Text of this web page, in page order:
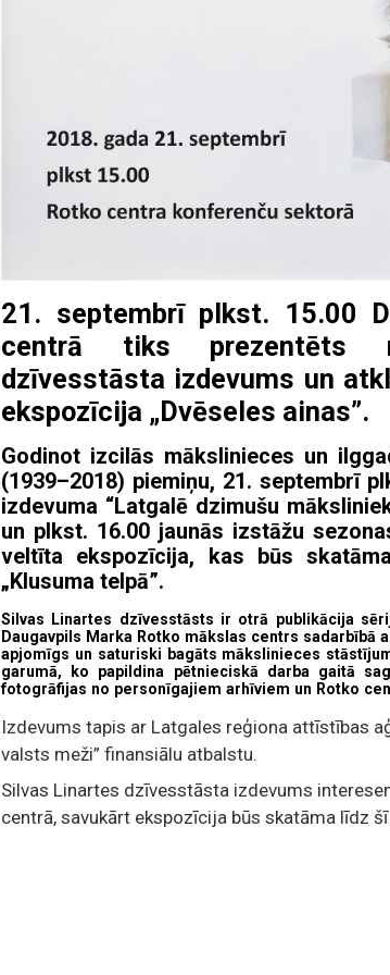
21. septembrī plkst. 15.00
centrā tiks prezentēts
dzīvesstāsta izdevums un
ekspozīcija „Dvēseles ainas”.
Godinot izcilās mākslinieces un
(1939–2018) piemiņu, 21. septembrī
izdevuma “Latgalē dzimušu
un plkst. 16.00 jaunās izstāžu
veltīta ekspozīcija, kas būs
„Klusuma telpā”.
Silvas Linartes dzīvesstāsts ir otrā publikācija
Daugavpils Marka Rotko mākslas centrs sadarbībā
apjomīgs un saturiski bagāts mākslinieces
garumā, ko papildina pētnieciskā darba gaitā
fotogrāfijas no personīgajiem arhīviem un Rotko
Izdevums tapis ar Latgales reģiona attīstības
valsts meži” finansiālu atbalstu.
Silvas Linartes dzīvesstāsta izdevums
centrā, savukārt ekspozīcija būs skatāma līdz